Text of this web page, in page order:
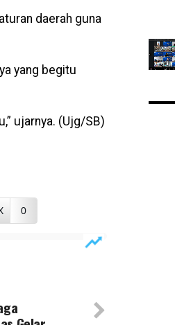
daerah guna
yang begitu
ujarnya. (Ujg/SB)
0